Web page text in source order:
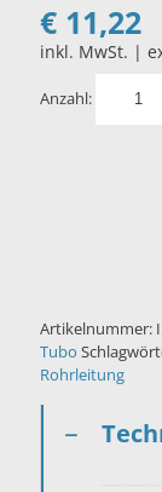
€ 11,22
inkl. MwSt. |
Anzahl:
Artikelnummer:
Tubo
Rohrleitung